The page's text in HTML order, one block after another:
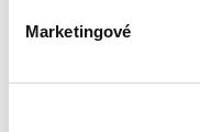
Marketingové
Najlacnejšie
Najvyššia zľava